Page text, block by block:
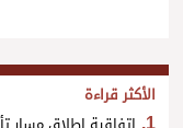
الأكثر قراءة